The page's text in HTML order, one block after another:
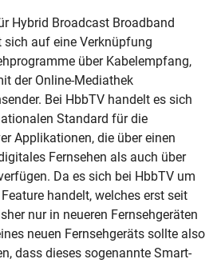
Hybrid Broadcast Broadband
sich auf eine Verknüpfung
über Kabelempfang,
der Online-Mediathek
Bei HbbTV handelt es sich
Standard für die
Applikationen, die über einen
Fernsehen als auch über
Da es sich bei HbbTV um
handelt, welches erst seit
nur in neueren Fernsehgeräten
neuen Fernsehgeräts sollte also
dass dieses sogenannte Smart-